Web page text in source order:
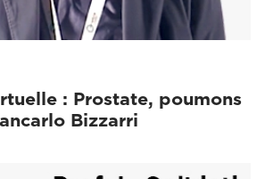
: Prostate, poumons
Bizzarri